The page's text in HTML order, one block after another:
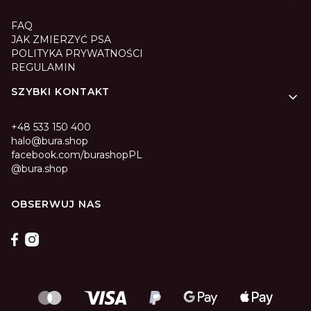
FAQ
JAK ZMIERZYĆ PSA
POLITYKA PRYWATNOŚCI
REGULAMIN
SZYBKI KONTAKT
+48 533 150 400
halo@bura.shop
facebook.com/burashopPL
@bura.shop
OBSERWUJ NAS